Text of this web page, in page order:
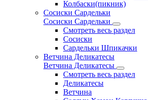
Колбаски(пикник)
Сосиски Сардельки
Сосиски Сардельки
Смотреть весь раздел
Сосиски
Сардельки Шпикачки
Ветчина Деликатесы
Ветчина Деликатесы
Смотреть весь раздел
Деликатесы
Ветчина